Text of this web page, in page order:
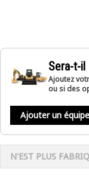
Sera-t-
Ajoutez
ou si des
Ajouter un
N'EST PLUS